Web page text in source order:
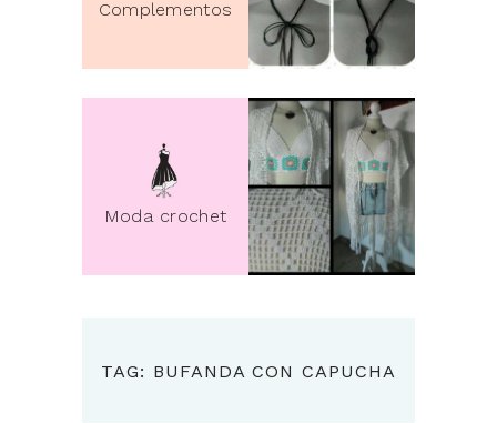
Complementos
Moda crochet
TAG: BUFANDA CON CAPUCHA